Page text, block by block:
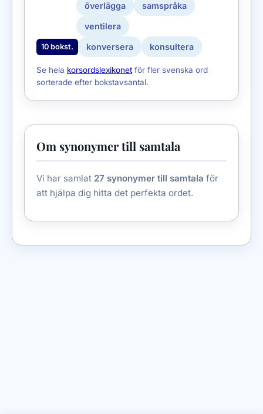
överlägga samspråka
ventilera
10 bokst. konversera konsultera
Se hela korsordslexikonet för fler svenska ord
sorterade efter bokstavsantal.
Om synonymer till samtala
Vi har samlat 27 synonymer till samtala för
att hjälpa dig hitta det perfekta ordet.